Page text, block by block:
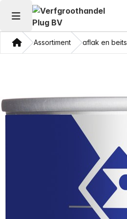
Hoofdmenu openen
ThuisAssortiment aflak en beits